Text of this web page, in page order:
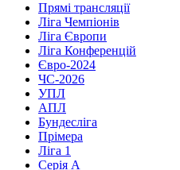
Прямі трансляції
Ліга Чемпіонів
Ліга Європи
Ліга Конференцій
Євро-2024
ЧС-2026
УПЛ
АПЛ
Бундесліга
Прімера
Ліга 1
Серія А